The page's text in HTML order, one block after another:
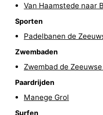
Musea
Monumenten
Kerken
Molens
Uitkijkpunten
Attracties
Van Haamstede naar
Sporten
Padelbanen de
Zwembaden
Zwembad de
Paardrijden
Manege Grol
Surfen